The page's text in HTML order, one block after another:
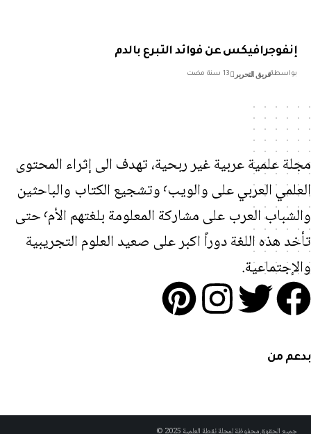
عن فوائد التبرع بالدم
فريق التحرير 13 سنة مضت
عربية غير ربحية، تهدف الى إثراء المحتوى
العلمي العربي على والويب٬ وتشجيع الكتاب والباحثين
والشباب العرب على مشاركة المعلومة بلغتهم الأم٬ حتى
اللغة دوراً اكبر على صعيد العلوم التجريبية
من